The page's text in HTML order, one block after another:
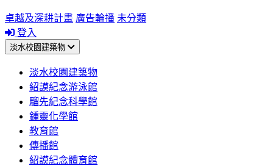
卓越及深耕計畫 廣告輪播 未分類
登入
淡水校園建築物
淡水校園建築物
紹謨紀念游泳館
騮先紀念科學館
鍾靈化學館
教育館
傳播館
紹謨紀念體育館